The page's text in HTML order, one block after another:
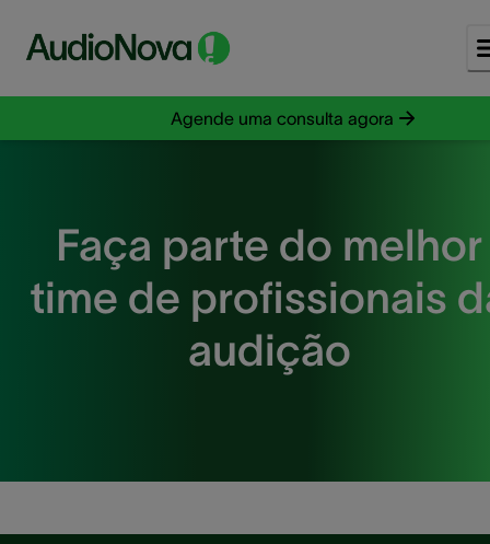
Agende uma consulta agora
Faça parte do melhor
time de profissionais
audição